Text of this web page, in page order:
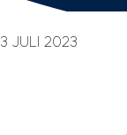
3 JULI 2023